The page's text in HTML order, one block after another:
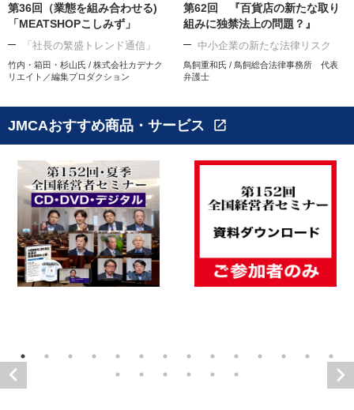
第36回（業態を組み合わせる)
「MEATSHOPこしみず」
「社長の繁盛トレンド通信」
竹内・箱田・杉山氏 / 株式会社カデナク
リエイト／編集プロダクション
第62回 『百貨店の新たな取り
組みに独禁法上の問題？』
中小企業の新たな法律リスク
鳥飼重和氏 / 鳥飼総合法律事務所 代表
弁護士
JMCAおすすめ商品・サービス open_in_new